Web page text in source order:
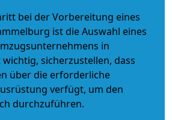
bei der Vorbereitung eines
ist die Auswahl eines
in
sicherzustellen, dass
über die erforderliche
verfügt, um den
durchzuführen.